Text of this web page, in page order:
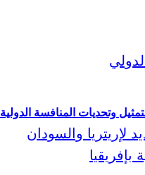
وتحديات المنافسة الدولية